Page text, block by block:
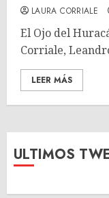
LAURA CORRIALE
El Ojo del
Corriale,
LEER MÁS
ULTIMOS